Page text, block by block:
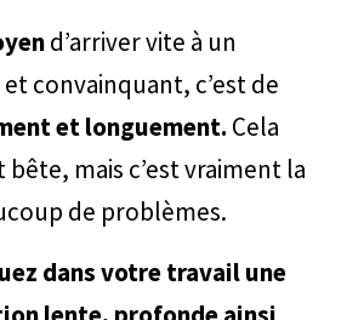
d’arriver vite à un
convainquant, c’est de
et longuement. Cela
mais c’est vraiment la
de problèmes.
dans votre travail une